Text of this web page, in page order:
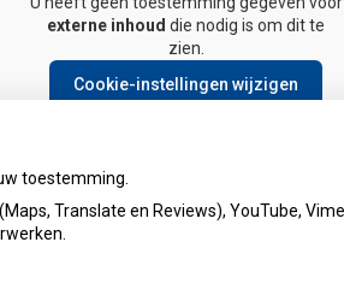
externe inhoud die nodig is om dit te
zien.
Cookie-instellingen wijzigen
toestemming.
Translate en Reviews), YouTube,